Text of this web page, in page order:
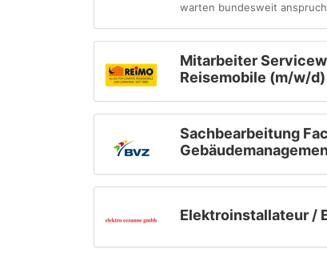
warten bundesweit
Mitarbeiter
Reisemobile (m/w/d)
Sachbearbeitung
Elektroinstallateur /